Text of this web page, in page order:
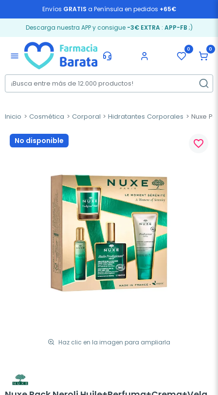
Envíos GRATIS a Península en pedidos +65€
Descarga nuestra APP y consigue -3€ EXTRA: APP-FB ;)
menu
0 0
Inicio Cosmética Corporal Hidratantes Corporales Nuxe
No disponible
Haz clic en la imagen para ampliarla
favorite_border